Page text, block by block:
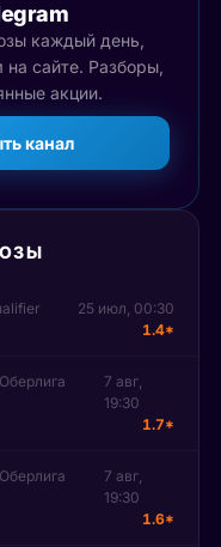
каждый день,
сайте. Разборы,
акции.
канал
25 июл, 00:30
1.4*
7 авг,
19:30
1.7*
7 авг,
19:30
1.6*